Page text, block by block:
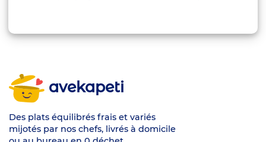
avekapeti
Des plats équilibrés frais et variés
mijotés par nos chefs, livrés à domicile